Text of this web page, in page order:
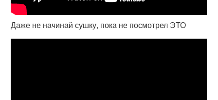
Даже не начинай сушку, пока не посмотрел ЭТО